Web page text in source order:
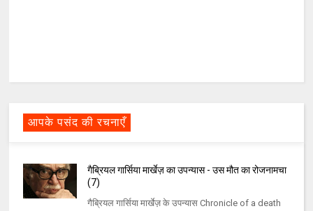
आपके पसंद की रचनाएँ
गैब्रियल गार्सिया मार्खेज़ का उपन्यास - उस मौत का रोजनामचा
(7)
गैब्रियल गार्सिया मार्खेज़ के उपन्यास Chronicle of a death